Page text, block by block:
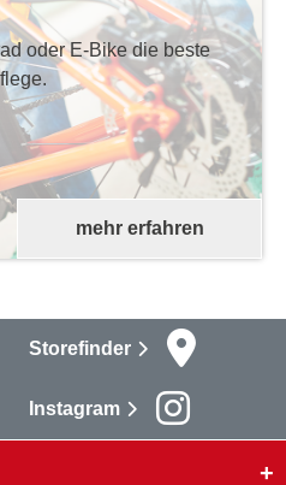
oder E-Bike die beste
mehr erfahren
Storefinder
Instagram